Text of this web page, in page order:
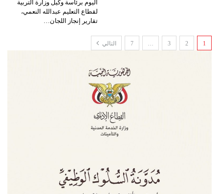
اليوم برئاسة وكيل وزارة التربية
لقطاع التعليم عبدالله النعمي،
تقارير إنجاز اللجان…
1
2
3
…
7 التالي